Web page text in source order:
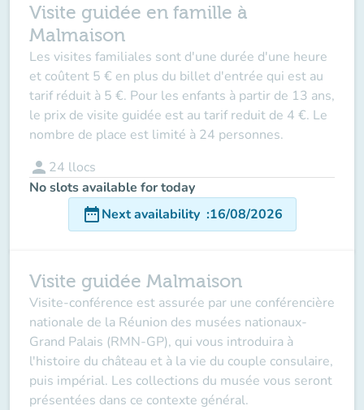
Visite guidée en famille à
Malmaison
Les visites familiales sont d'une durée d'une heure
et coûtent 5 € en plus du billet d'entrée qui est au
tarif réduit à 5 €. Pour les enfants à partir de 13 ans,
le prix de visite guidée est au tarif reduit de 4 €. Le
nombre de place est limité à 24 personnes.
person 24 llocs
No slots available for today
date_rangeNext availability :16/08/2026
Visite guidée Malmaison
Visite-conférence est assurée par une conférencière
nationale de la Réunion des musées nationaux-
Grand Palais (RMN-GP), qui vous introduira à
l'histoire du château et à la vie du couple consulaire,
puis impérial. Les collections du musée vous seront
présentées dans ce contexte général.